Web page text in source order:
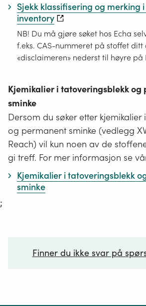
Sjekk klassifisering og merking i
inventory
NB! Du må gjøre søket hos Echa
f.eks. CAS-nummeret på stoffet ditt
«disclaimeren» nederst til høyre på
Kjemikalier i tatoveringsblekk og
sminke
Dersom du søker etter kjemikalier
og permanent sminke (vedlegg
Reach) vil kun noen av de
gi treff. For mer informasjon se
Kjemikalier i tatoveringsblekk
sminke
;
Finner du ikke svar på